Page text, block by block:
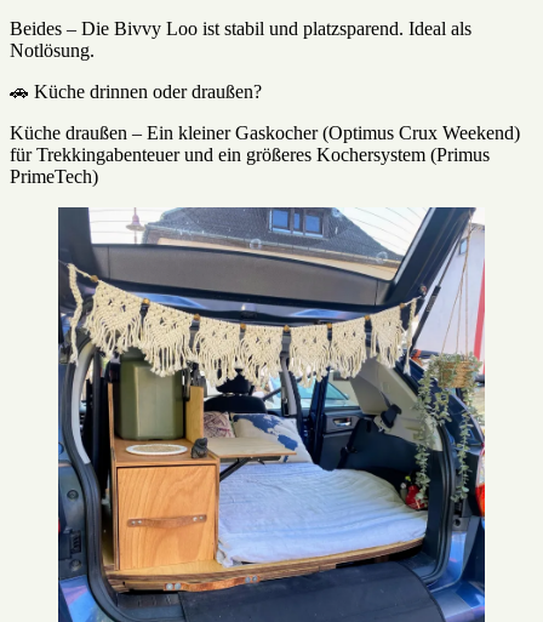
Beides – Die Bivvy Loo ist stabil und platzsparend. Ideal als
Notlösung.
🚗 Küche drinnen oder draußen?
Küche draußen – Ein kleiner Gaskocher (Optimus Crux Weekend)
für Trekkingabenteuer und ein größeres Kochersystem (Primus
PrimeTech)